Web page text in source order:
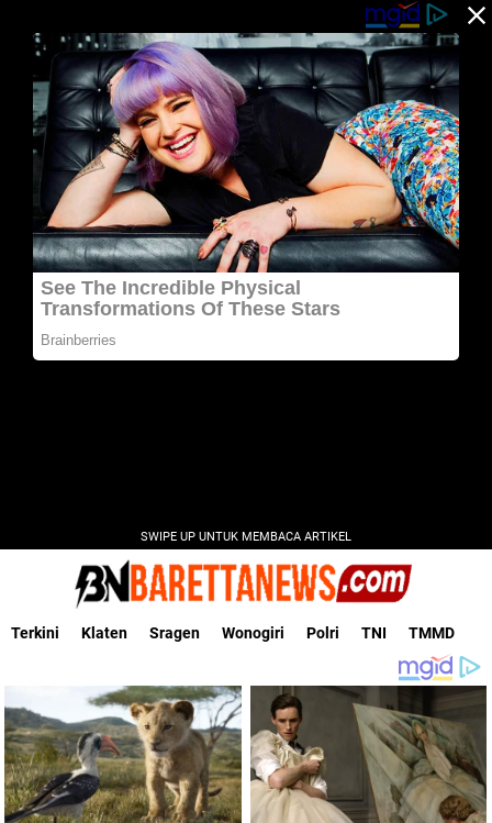
SWIPE UP UNTUK MEMBACA ARTIKEL
Terkini Klaten Sragen Wonogiri Polri TNI TMMD